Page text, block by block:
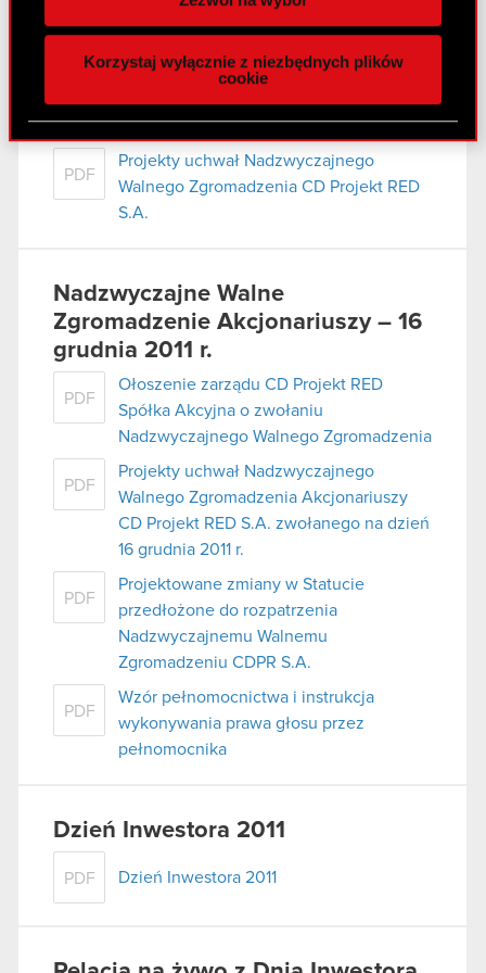
funkcje społecznościowe i analizować ruch w
naszej witrynie. Informacje o tym, jak korzystasz
z naszej witryny, udostępniamy partnerom
społecznościowym, reklamowym i analitycznym.
Partnerzy mogą połączyć te informacje z innymi
danymi otrzymanymi od Ciebie lub uzyskanymi
podczas korzystania z ich usług. Kontynuując
korzystanie z naszej witryny, zgadasz się na
używanie plików cookie.
Korzystaj wyłącznie z niezbędnych plików
cookie
Raport bieżący nr 69/2011
Ogłoszenie o zwołaniu Nadzwyczajnego
Walnego Zgromadzenia
PDF
Projekty uchwał Nadzwyczajnego
Walnego Zgromadzenia CD Projekt RED
S.A.
Nadzwyczajne Walne
Zgromadzenie Akcjonariuszy – 16
grudnia 2011 r.
PDF
Ołoszenie zarządu CD Projekt RED
Spółka Akcyjna o zwołaniu
Nadzwyczajnego Walnego Zgromadzenia
PDF
Projekty uchwał Nadzwyczajnego
Walnego Zgromadzenia Akcjonariuszy
CD Projekt RED S.A. zwołanego na dzień
16 grudnia 2011 r.
PDF
Projektowane zmiany w Statucie
przedłożone do rozpatrzenia
Nadzwyczajnemu Walnemu
Zgromadzeniu CDPR S.A.
PDF
Wzór pełnomocnictwa i instrukcja
wykonywania prawa głosu przez
pełnomocnika
Dzień Inwestora 2011
PDF Dzień Inwestora 2011